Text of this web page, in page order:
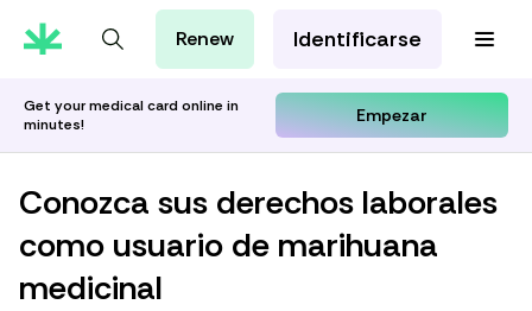
Orientación Cannábica
Aprenda con Leafwell
Renew Identificarse
Get your medical card online in
minutes!
Empezar
Conozca sus derechos laborales
como usuario de marihuana
medicinal